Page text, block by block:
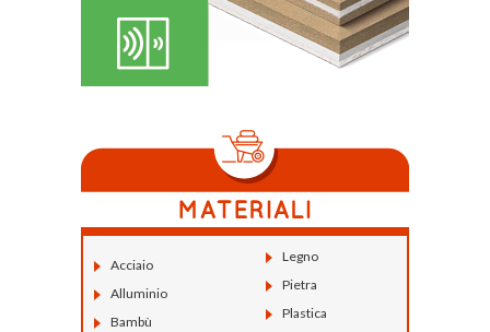
Acciaio
Alluminio
Bambù
Legno
Pietra
Plastica